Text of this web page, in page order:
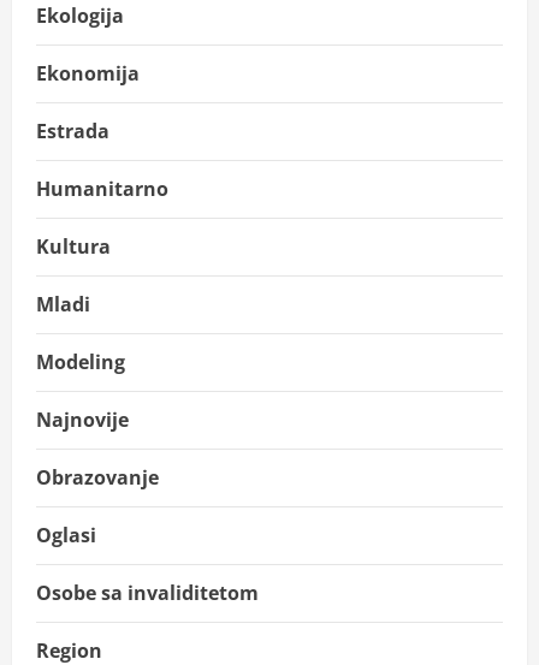
Ekologija
Ekonomija
Estrada
Humanitarno
Kultura
Mladi
Modeling
Najnovije
Obrazovanje
Oglasi
Osobe sa invaliditetom
Region